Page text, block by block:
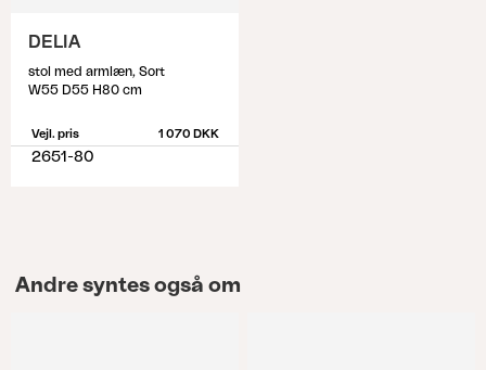
DELIA
stol med armlæn, Sort
W55 D55 H80 cm
Vejl. pris 1 070 DKK
2651-80
Andre syntes også om